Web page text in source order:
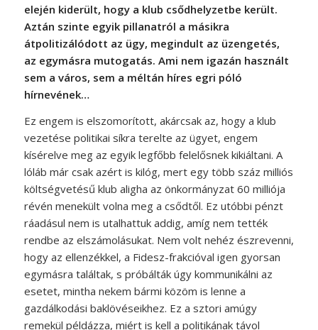
elején kiderült, hogy a klub csődhelyzetbe került.
Aztán szinte egyik pillanatról a másikra
átpolitizálódott az ügy, megindult az üzengetés,
az egymásra mutogatás. Ami nem igazán használt
sem a város, sem a méltán híres egri póló
hírnevének…
Ez engem is elszomorított, akárcsak az, hogy a klub
vezetése politikai síkra terelte az ügyet, engem
kísérelve meg az egyik legfőbb felelősnek kikiáltani. A
lóláb már csak azért is kilóg, mert egy több száz milliós
költségvetésű klub aligha az önkormányzat 60 milliója
révén menekült volna meg a csődtől. Ez utóbbi pénzt
ráadásul nem is utalhattuk addig, amíg nem tették
rendbe az elszámolásukat. Nem volt nehéz észrevenni,
hogy az ellenzékkel, a Fidesz-frakcióval igen gyorsan
egymásra találtak, s próbálták úgy kommunikálni az
esetet, mintha nekem bármi közöm is lenne a
gazdálkodási baklövéseikhez. Ez a sztori amúgy
remekül példázza, miért is kell a politikának távol